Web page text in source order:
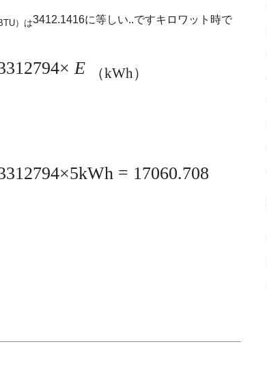
）は3412.1416に等しい..ですキロワット時で
E （kWh）
= 17060.708